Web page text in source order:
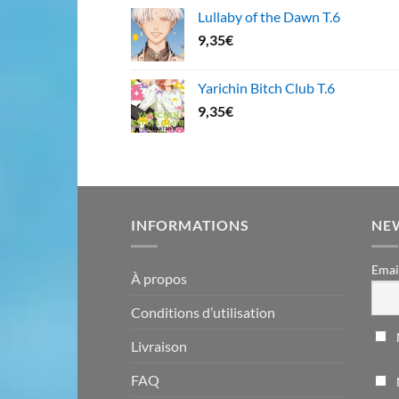
Lullaby of the Dawn T.6
9,35€
Yarichin Bitch Club T.6
9,35€
INFORMATIONS
À propos
Conditions d’utilisation
Livraison
FAQ